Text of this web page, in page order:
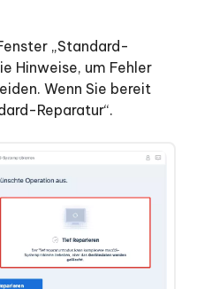
„Standard-
Hinweise, um Fehler
Wenn Sie bereit
Reparatur“.